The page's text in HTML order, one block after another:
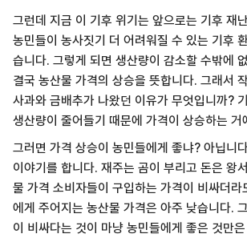
그런데 지금 이 기후 위기는 앞으로는 기후 재
농민들이 농사짓기 더 어려워질 수 있는 기후
습니다. 그렇게 되면 생산량이 감소할 수밖에
결국 농산물 가격의 상승을 뜻합니다. 그래서
사과와 금배추가 나왔던 이유가 무엇입니까?
생산량이 줄어들기 때문에 가격이 상승하는 거
그러면 가격 상승이 농민들에게 좋냐? 아닙니
이야기를 합니다. 재주는 곰이 부리고 돈은 왕
물 가격 소비자들이 구입하는 가격이 비싸더라
에게 주어지는 농산물 가격은 아주 낮습니다.
이 비싸다는 것이 마냥 농민들에게 좋은 것만